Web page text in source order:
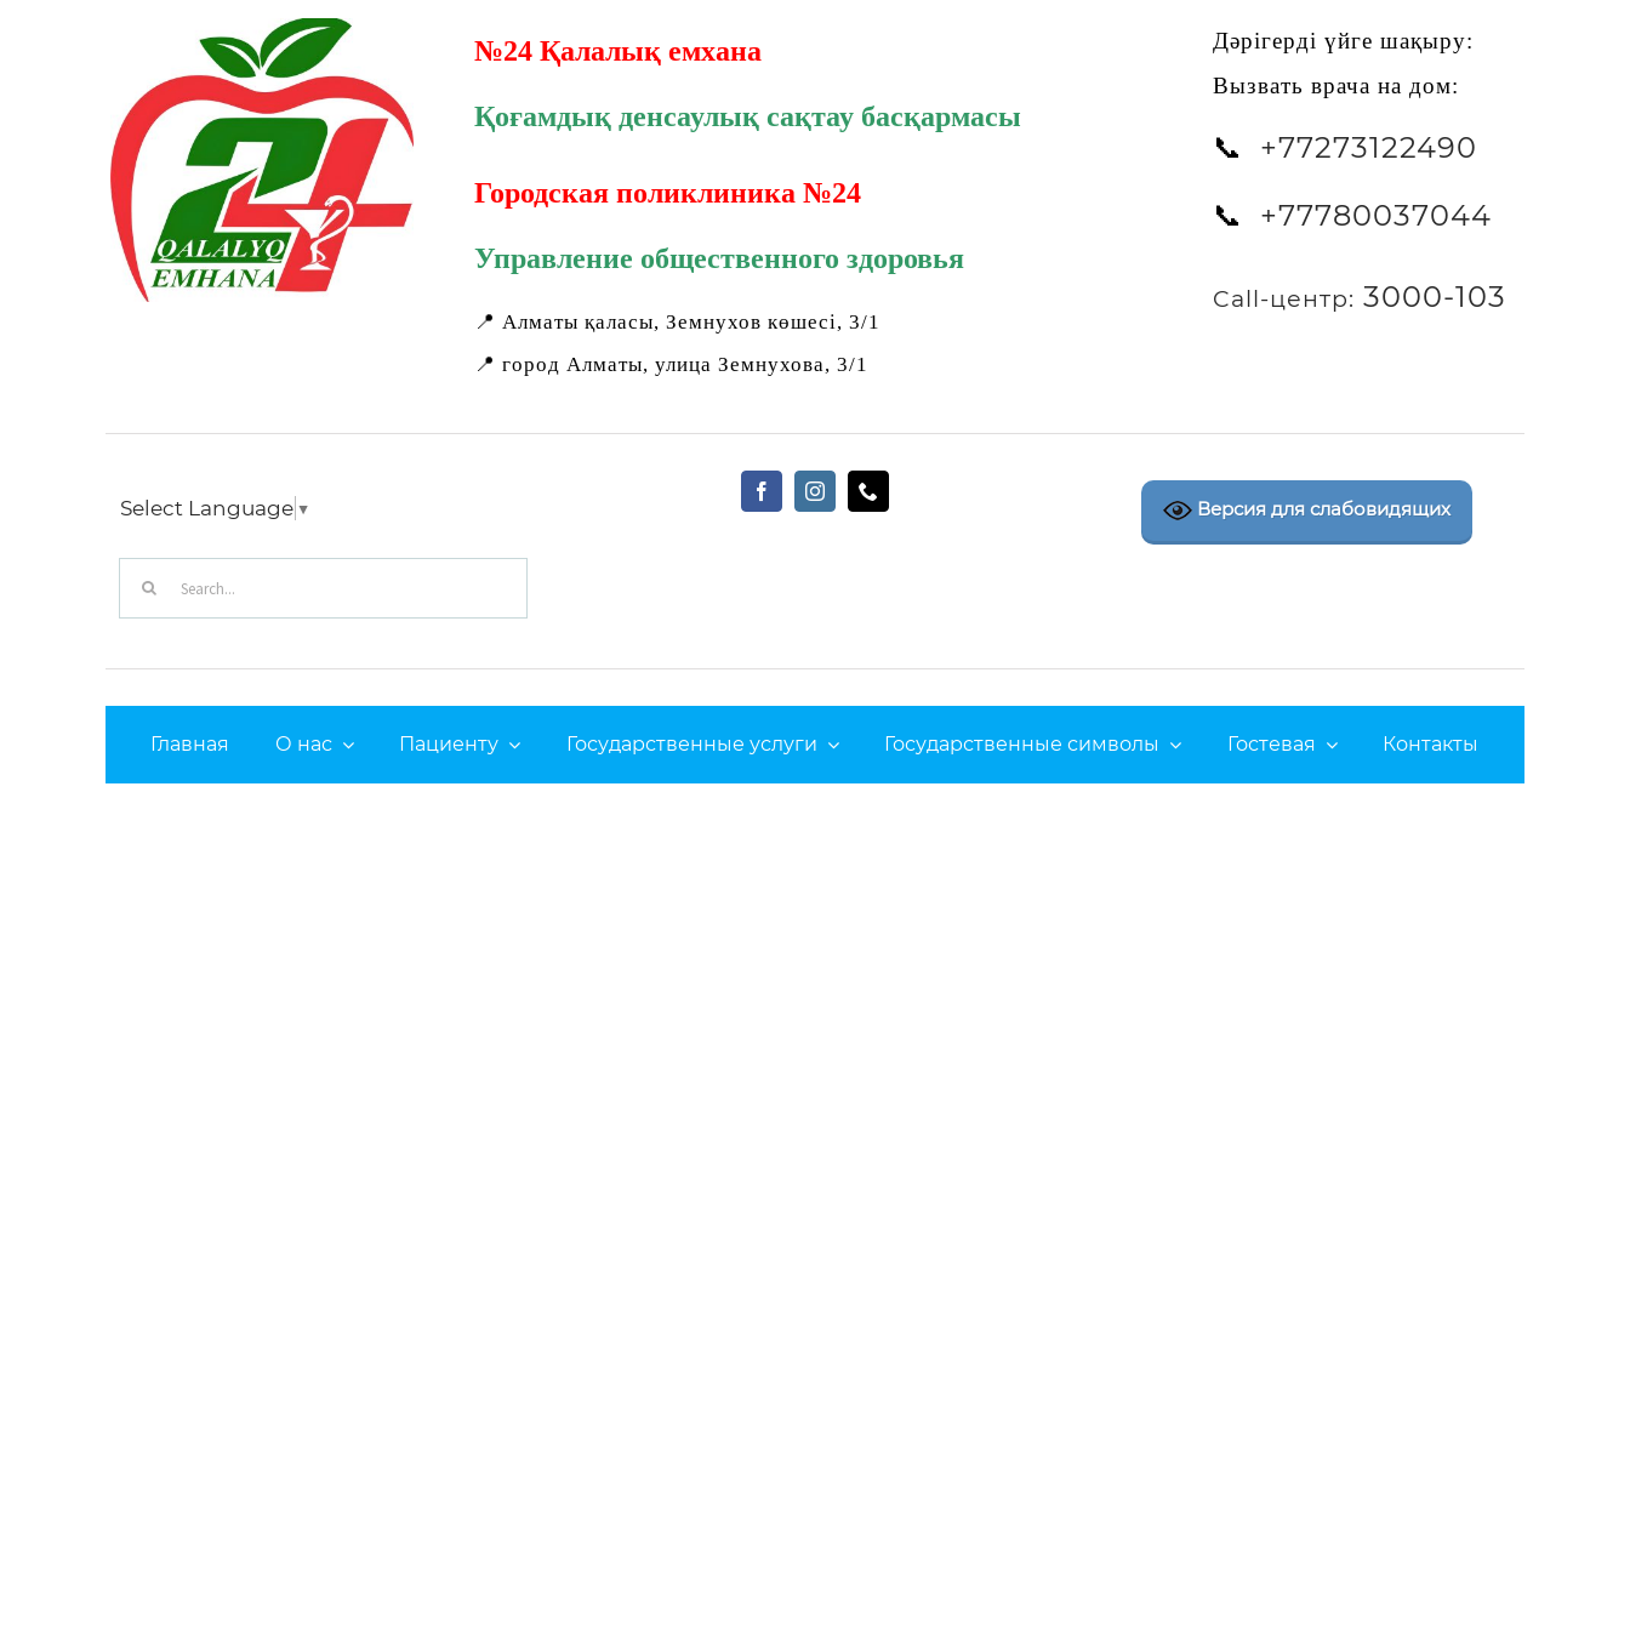
№24 Қалалық емхана
Қоғамдық денсаулық сақтау басқармасы
Городская поликлиника №24
Управление общественного здоровья
📍 Алматы қаласы, Земнухов көшесі, 3/1
📍 город Алматы, улица Земнухова, 3/1
Дәрігерді үйге шақыру:
Вызвать врача на дом:
📞 +77273122490
📞 +77780037044
Call-центр: 3000-103
Select Language ▼
Search
for:
Версия для слабовидящих
Главная О нас Пациенту Государственные услуги Государственные символы Гостевая Контакты